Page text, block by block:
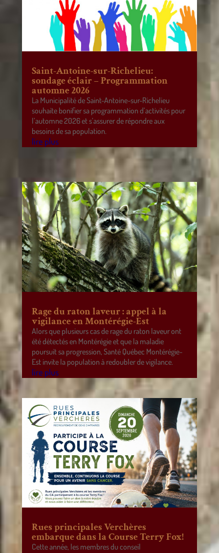
Saint-Antoine-sur-Richelieu:
sondage éclair – Programmation
automne 2026
La Municipalité de Saint-Antoine-sur-Richelieu
souhaite bonifier sa programmation d’activités pour
l’automne 2026 et s’assurer de répondre aux
besoins de sa population.
lire plus
Rage du raton laveur : appel à la
vigilance en Montérégie-Est
Alors que plusieurs cas de rage du raton laveur ont
été détectés en Montérégie et que la maladie
poursuit sa progression, Santé Québec Montérégie-
Est invite la population à redoubler de vigilance.
lire plus
Rues principales Verchères
embarque dans la Course Terry Fox!
Cette année, les membres du conseil